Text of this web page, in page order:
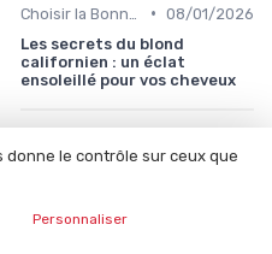
• 08/01/2026
Les secrets du blond
californien : un éclat
ensoleillé pour vos cheveux
le contrôle sur ceux que
Personnaliser